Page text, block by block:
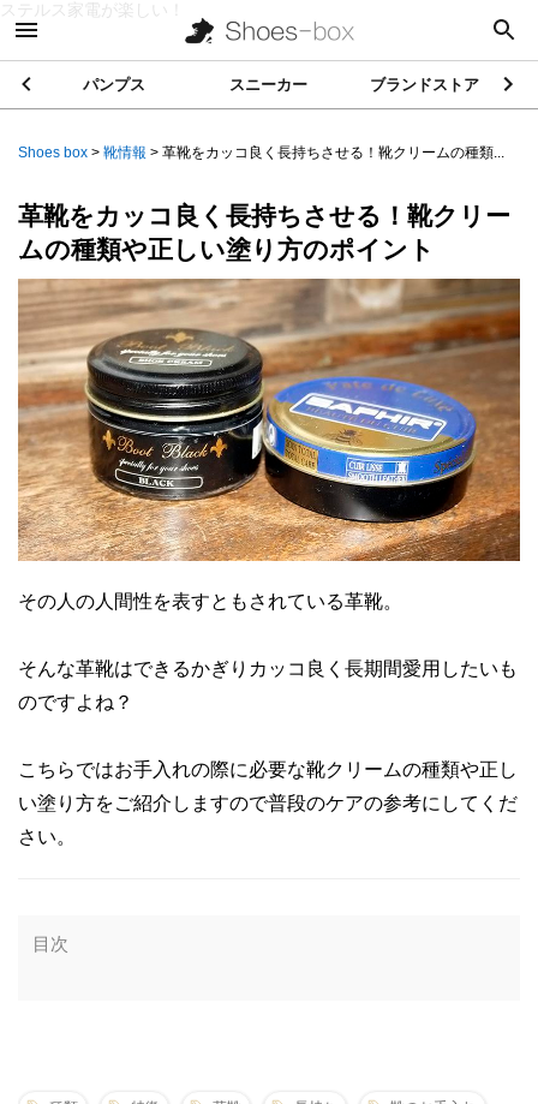
ステルス家電が楽しい！
パンプス スニーカー ブランドストア
Shoes box > 靴情報 > 革靴をカッコ良く長持ちさせる！靴クリームの種類...
革靴をカッコ良く長持ちさせる！靴クリー
ムの種類や正しい塗り方のポイント
その人の人間性を表すともされている革靴。
そんな革靴はできるかぎりカッコ良く長期間愛用したいも
のですよね？
こちらではお手入れの際に必要な靴クリームの種類や正し
い塗り方をご紹介しますので普段のケアの参考にしてくだ
さい。
目次